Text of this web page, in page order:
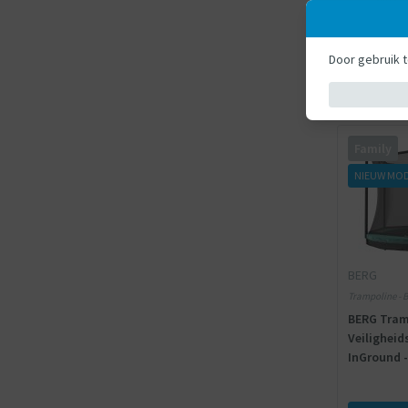
NIEUW
BERG
Trampoline -
BERG
InGround
Door gebruik